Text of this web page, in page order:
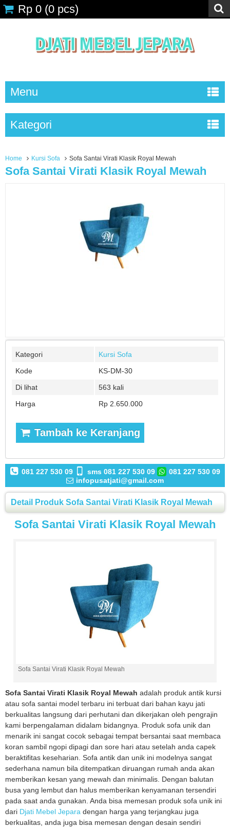
Rp 0 (0 pcs)
Menu
Kategori
Home Kursi Sofa Sofa Santai Virati Klasik Royal Mewah
Sofa Santai Virati Klasik Royal Mewah
Kategori
Kursi Sofa
Kode
KS-DM-30
Di lihat
563 kali
Harga
Rp 2.650.000
Tambah ke Keranjang
081 227 530 09 sms 081 227 530 09
081 227 530 09
infopusatjati@gmail.com
Detail Produk Sofa Santai Virati Klasik Royal Mewah
Sofa Santai Virati Klasik Royal Mewah
Sofa Santai Virati Klasik Royal Mewah
Sofa Santai Virati Klasik Royal Mewah adalah produk antik kursi
atau sofa santai model terbaru ini terbuat dari bahan kayu jati
berkualitas langsung dari perhutani dan dikerjakan oleh pengrajin
kami berpengalaman didalam bidangnya. Produk sofa unik dan
menarik ini sangat cocok sebagai tempat bersantai saat membaca
koran sambil ngopi dipagi dan sore hari atau setelah anda capek
beraktifitas keseharian. Sofa antik dan unik ini modelnya sangat
sederhana namun bila ditempatkan diruangan rumah anda akan
memberikan kesan yang mewah dan minimalis. Dengan balutan
busa yang lembut dan halus memberikan kenyamanan tersendiri
pada saat anda gunakan. Anda bisa memesan produk sofa unik ini
dari Djati Mebel Jepara dengan harga yang terjangkau juga
berkualitas, anda juga bisa memesan dengan desain sendiri